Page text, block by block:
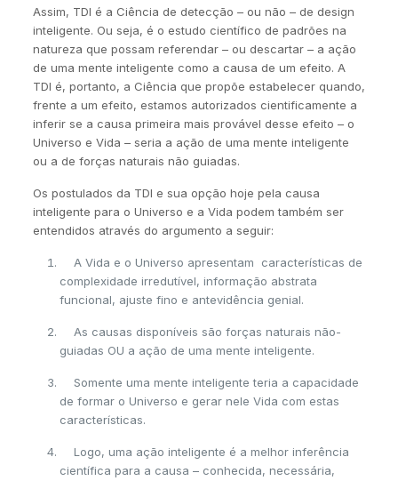
Assim, TDI é a Ciência de detecção – ou não – de design
inteligente. Ou seja, é o estudo científico de padrões na
natureza que possam referendar – ou descartar – a ação
de uma mente inteligente como a causa de um efeito. A
TDI é, portanto, a Ciência que propõe estabelecer quando,
frente a um efeito, estamos autorizados cientificamente a
inferir se a causa primeira mais provável desse efeito – o
Universo e Vida – seria a ação de uma mente inteligente
ou a de forças naturais não guiadas.
Os postulados da TDI e sua opção hoje pela causa
inteligente para o Universo e a Vida podem também ser
entendidos através do argumento a seguir:
A Vida e o Universo apresentam características de
complexidade irredutível, informação abstrata
funcional, ajuste fino e antevidência genial.
As causas disponíveis são forças naturais não-
guiadas OU a ação de uma mente inteligente.
Somente uma mente inteligente teria a capacidade
de formar o Universo e gerar nele Vida com estas
características.
Logo, uma ação inteligente é a melhor inferência
científica para a causa – conhecida, necessária,